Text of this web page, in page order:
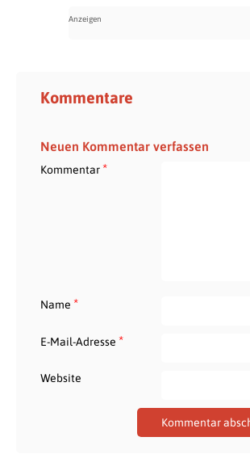
Kommentare
Neuen Kommentar verfassen
Kommentar*
Name *
E-Mail-Adresse *
Website